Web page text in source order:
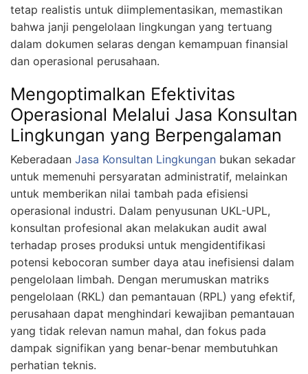
tetap realistis untuk diimplementasikan, memastikan
bahwa janji pengelolaan lingkungan yang tertuang
dalam dokumen selaras dengan kemampuan finansial
dan operasional perusahaan.
Mengoptimalkan Efektivitas
Operasional Melalui Jasa Konsultan
Lingkungan yang Berpengalaman
Keberadaan Jasa Konsultan Lingkungan bukan sekadar
untuk memenuhi persyaratan administratif, melainkan
untuk memberikan nilai tambah pada efisiensi
operasional industri. Dalam penyusunan UKL-UPL,
konsultan profesional akan melakukan audit awal
terhadap proses produksi untuk mengidentifikasi
potensi kebocoran sumber daya atau inefisiensi dalam
pengelolaan limbah. Dengan merumuskan matriks
pengelolaan (RKL) dan pemantauan (RPL) yang efektif,
perusahaan dapat menghindari kewajiban pemantauan
yang tidak relevan namun mahal, dan fokus pada
dampak signifikan yang benar-benar membutuhkan
perhatian teknis.